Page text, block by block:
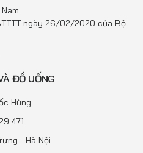
ngày 26/02/2020 của Bộ
ĐỒ UỐNG
Hùng
- Hà Nội